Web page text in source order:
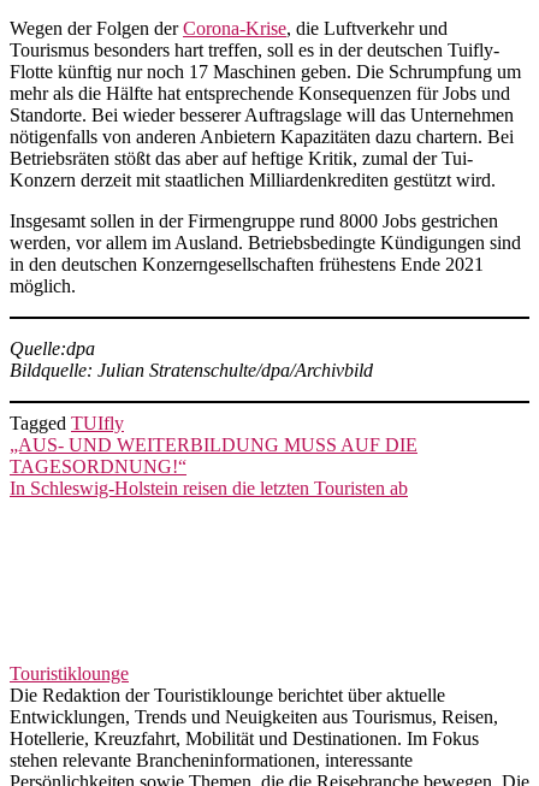
Wegen der Folgen derCorona-Krise, die Luftverkehr und
Tourismus besonders hart treffen, soll es in der deutschen Tuifly-
Flotte künftig nur noch 17 Maschinen geben. Die Schrumpfung um
mehr als die Hälfte hat entsprechende Konsequenzen für Jobs und
Standorte. Bei wieder besserer Auftragslage will das Unternehmen
nötigenfalls von anderen Anbietern Kapazitäten dazu chartern. Bei
Betriebsräten stößt das aber auf heftige Kritik, zumal der Tui-
Konzern derzeit mit staatlichen Milliardenkrediten gestützt wird.
Insgesamt sollen in der Firmengruppe rund 8000 Jobs gestrichen
werden, vor allem im Ausland. Betriebsbedingte Kündigungen sind
in den deutschen Konzerngesellschaften frühestens Ende 2021
möglich.
Quelle:dpa
Bildquelle: Julian Stratenschulte/dpa/Archivbild
Tagged TUIfly
Beitragsnavigation
„AUS- UND WEITERBILDUNG MUSS AUF DIE
TAGESORDNUNG!“
In Schleswig-Holstein reisen die letzten Touristen ab
Touristiklounge
Die Redaktion der Touristiklounge berichtet über aktuelle
Entwicklungen, Trends und Neuigkeiten aus Tourismus, Reisen,
Hotellerie, Kreuzfahrt, Mobilität und Destinationen. Im Fokus
stehen relevante Brancheninformationen, interessante